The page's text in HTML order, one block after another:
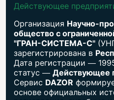
Действующее
Организация Научно-
общество с
"ГРАН-СИСТЕМА-С"
зарегистрирована в
Дата регистрации —
статус — Действующее
Сервис DAZOR
основе официальных